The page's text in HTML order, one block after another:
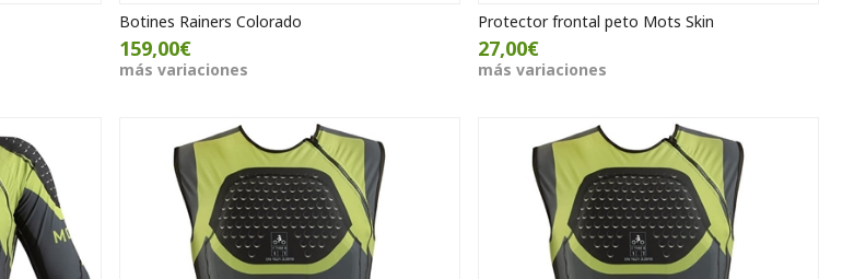
Botines Rainers Colorado
159,00€
más variaciones
Protector frontal peto Mots Skin
27,00€
más variaciones